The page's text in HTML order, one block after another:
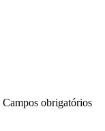
Campos obrigatórios